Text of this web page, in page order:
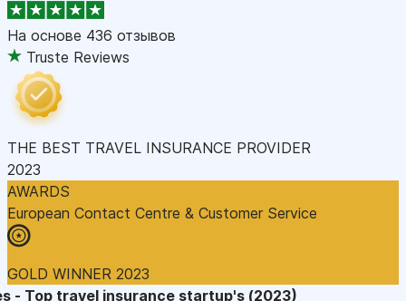
На основе 436 отзывов
Truste Reviews
THE BEST TRAVEL INSURANCE PROVIDER
2023
AWARDS
European Contact Centre & Customer Service
GOLD WINNER 2023
- Top travel insurance startup's (2023)